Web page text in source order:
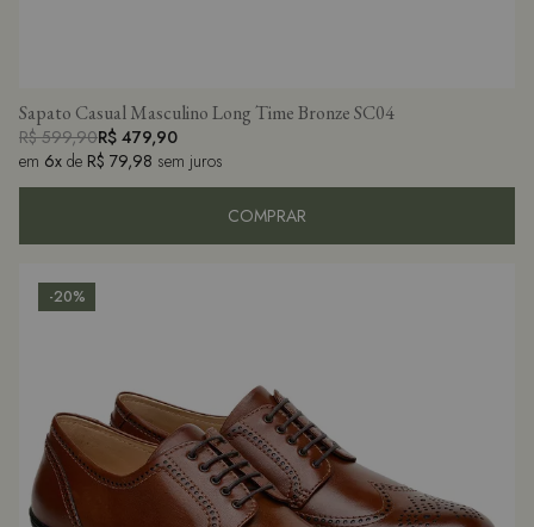
Sapato Casual Masculino Long Time Bronze SC04
R$ 599,90R$ 479,90
em 6x de R$ 79,98 sem juros
COMPRAR
-20%